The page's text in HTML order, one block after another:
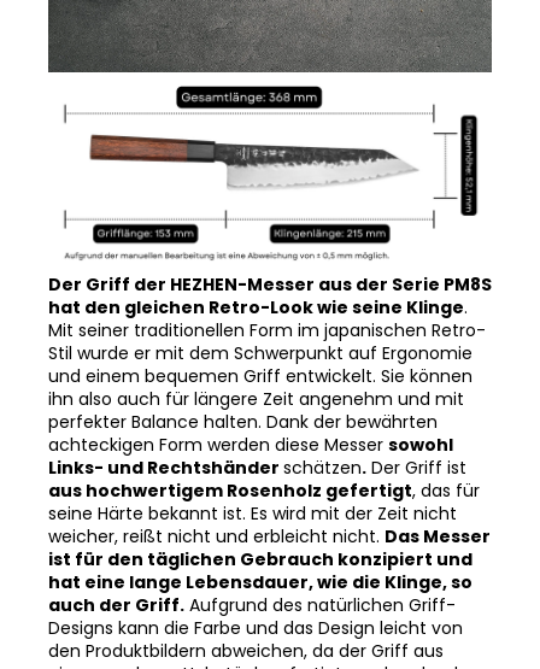
Der Griff der HEZHEN-Messer aus der Serie PM8S
hat den gleichen Retro-Look wie seine Klinge.
Mit seiner traditionellen Form im japanischen Retro-
Stil wurde er mit dem Schwerpunkt auf Ergonomie
und einem bequemen Griff entwickelt. Sie können
ihn also auch für längere Zeit angenehm und mit
perfekter Balance halten. Dank der bewährten
achteckigen Form werden diese Messersowohl
Links- und Rechtshänderschätzen.Der Griff ist
aus hochwertigem Rosenholz gefertigt, das für
seine Härte bekannt ist. Es wird mit der Zeit nicht
weicher, reißt nicht und erbleicht nicht. Das Messer
ist für den täglichen Gebrauch konzipiert und
hat eine lange Lebensdauer, wie die Klinge, so
auch der Griff.Aufgrund des natürlichen Griff-